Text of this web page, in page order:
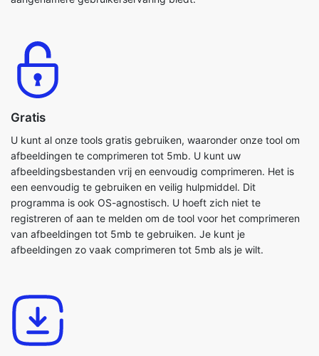
Gratis
U kunt al onze tools gratis gebruiken, waaronder onze tool om
afbeeldingen te comprimeren tot 5mb. U kunt uw
afbeeldingsbestanden vrij en eenvoudig comprimeren. Het is
programma is ook OS-agnostisch. U hoeft zich niet te
registreren of aan te melden om de tool voor het comprimeren
van afbeeldingen tot 5mb te gebruiken. Je kunt je
afbeeldingen zo vaak comprimeren tot 5mb als je wilt.
Geen extra download
We hebben onze tool voor het comprimeren van afbeeldingen